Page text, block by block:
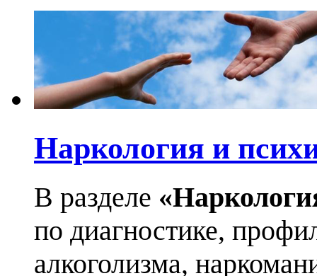
Наркология и
В разделе
по диагностике,
алкоголизма,